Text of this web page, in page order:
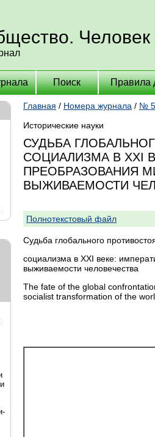
Человек
Поиск Правила
Главная / Номера журнала / №
Исторические науки
СУДЬБА
СОЦИАЛИЗМА В XXI
ПРЕОБРАЗОВАНИЯ
ВЫЖИВАЕМОСТИ
Полнотекстовый файл
Судьба глобального
социализма в XXI веке:
выживаемости человечества
The fate of the global
socialist transformation of the